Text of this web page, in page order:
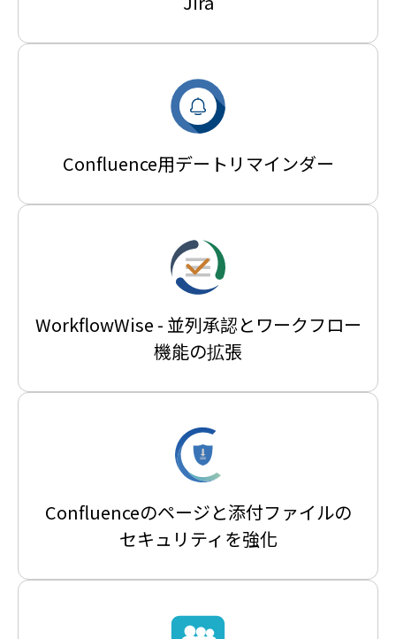
Confluence用デートリマインダー
WorkflowWise - 並列承認とワークフロー
機能の拡張
Confluenceのページと添付ファイルの
セキュリティを強化